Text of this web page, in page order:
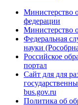
Министерство
федерации
Министерство
Федеральная
науки
Российское
портал
Сайт для для
bus.gov.ru
Политика об